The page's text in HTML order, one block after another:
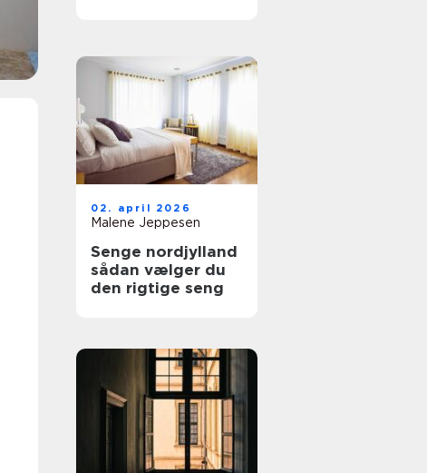
02. april 2026
Malene Jeppesen
Senge nordjylland
sådan vælger du
den rigtige seng